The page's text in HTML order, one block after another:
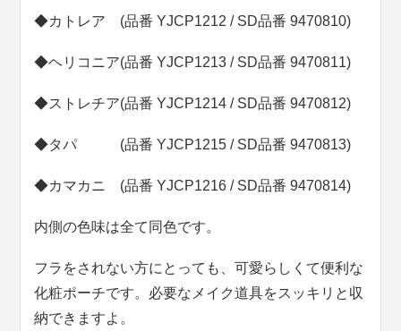
◆カトレア (品番 YJCP1212 / SD品番 9470810)
◆ヘリコニア(品番 YJCP1213 / SD品番 9470811)
◆ストレチア(品番 YJCP1214 / SD品番 9470812)
◆タパ (品番 YJCP1215 / SD品番 9470813)
◆カマカニ (品番 YJCP1216 / SD品番 9470814)
内側の色味は全て同色です。
フラをされない方にとっても、可愛らしくて便利な
化粧ポーチです。必要なメイク道具をスッキリと収
納できますよ。